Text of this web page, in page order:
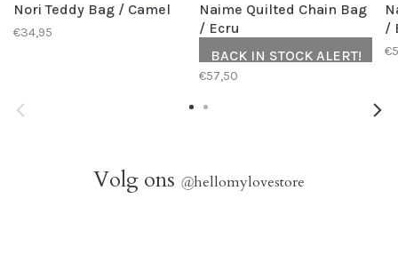
Nori Teddy Bag / Camel
€34,95
Naime Quilted Chain Bag
/ Ecru
BACK IN STOCK ALERT!
€57,50
/
Volg ons @hellomylovestore